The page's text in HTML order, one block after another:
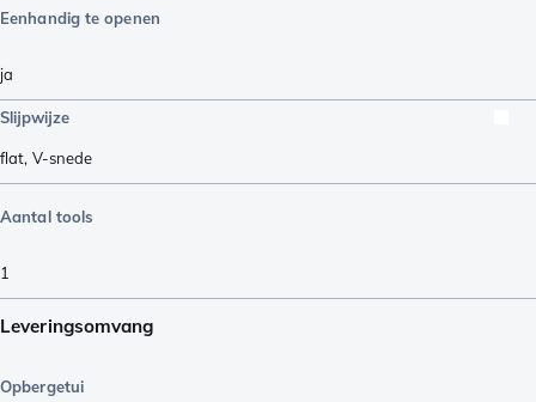
Eenhandig te openen
ja
Slijpwijze
flat, V-snede
Aantal tools
1
Leveringsomvang
Opbergetui